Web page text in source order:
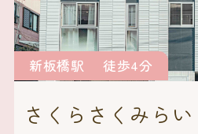
新板橋駅 徒歩4分
さくらさくみら